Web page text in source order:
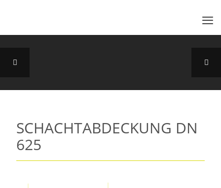
SCHACHTABDECKUNG DN
625